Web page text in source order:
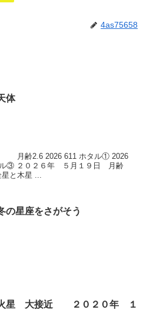
4as75658
体
ホタル① 2026
金星 月と金星と木星 ...
の星座をさがそう
星 大接近 ２０２０年 １